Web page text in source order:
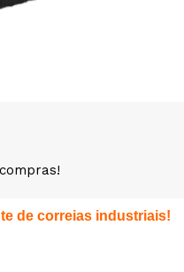
BX
de correias industriais!